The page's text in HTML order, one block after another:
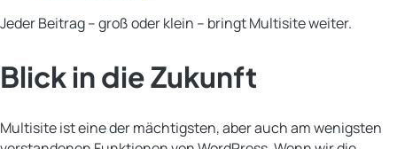
Jeder Beitrag – groß oder klein – bringt Multisite weiter.
Blick in die Zukunft
Multisite ist eine der mächtigsten, aber auch am wenigsten